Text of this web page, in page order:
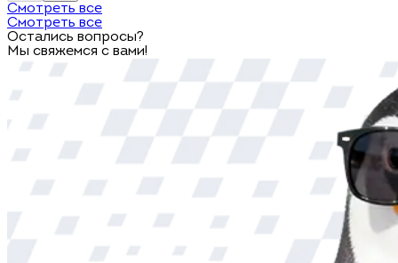
Смотреть все
Смотреть все
Остались вопросы?
Мы свяжемся с вами!